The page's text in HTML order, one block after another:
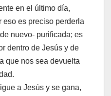
en el último día,
eso es preciso perderla
nuevo- purificada; es
dentro de Jesús y de
que nos sea devuelta
a Jesús y se gana,